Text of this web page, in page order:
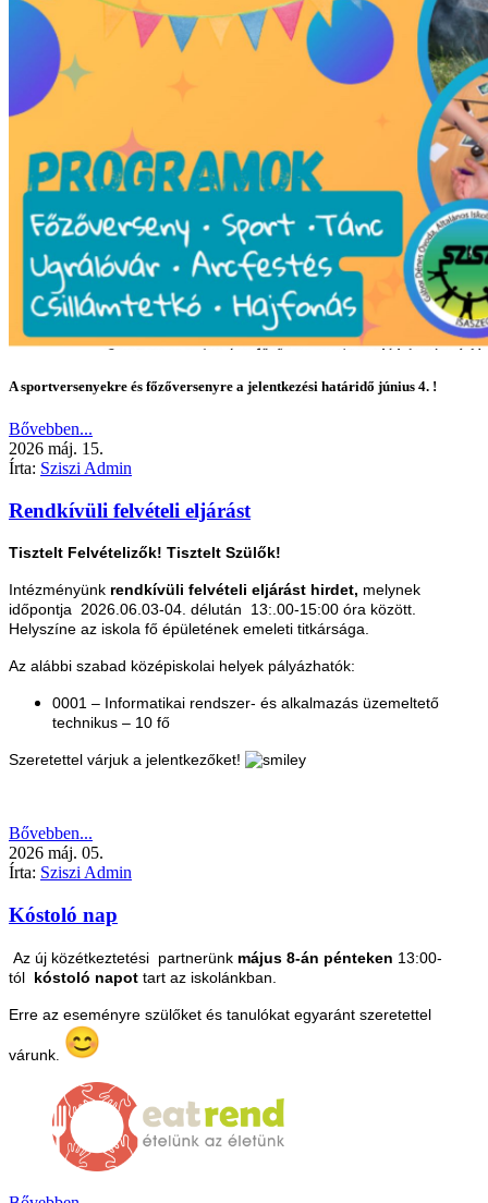
A sportversenyekre és főzőversenyre a jelentkezési határidő június 4. !
Bővebben...
2026 máj. 15.
Írta: Sziszi Admin
Rendkívüli felvételi eljárást
Tisztelt Felvételizők! Tisztelt Szülők!
Intézményünk rendkívüli felvételi eljárást hirdet, melynek
időpontja 2026.06.03-04. délután 13:.00-15:00 óra között.
Helyszíne az iskola fő épületének emeleti titkársága.
Az alábbi szabad középiskolai helyek pályázhatók:
0001 – Informatikai rendszer- és alkalmazás üzemeltető
technikus – 10 fő
Szeretettel várjuk a jelentkezőket!
Bővebben...
2026 máj. 05.
Írta: Sziszi Admin
Kóstoló nap
Az új közétkeztetési partnerünk május 8-án pénteken 13:00-
tól kóstoló napot tart az iskolánkban.
Erre az eseményre szülőket és tanulókat egyaránt szeretettel
várunk